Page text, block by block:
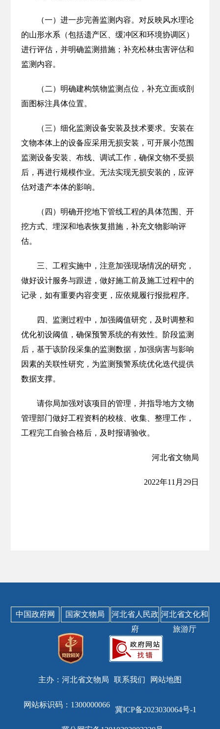
（一）进一步完善监测内容。对反映风水理论
的山形水系（包括遗产区、缓冲区和环境协调区）
进行评估，并明确监测措施；补充松林虫害评估和
监测内容。
（二）明确建构筑物监测点位，补充立面或剖
面图标注具体位置。
（三）细化监测设备安装及技术要求。安装在
文物本体上的设备应采用无损安装，可开展小范围
监测设备安装、布线、调试工作，确保文物不受损
后，再进行规模作业。无法实现无损安装的，应评
估对遗产本体的影响。
（四）明确开挖地下管线工程的具体范围、开
挖方式、埋深和地表恢复措施，补充文物影响评
估。
三、工程实施中，注意加强现场情况的研究，
做好设计服务与跟进，做好施工前及施工过程中的
记录，如有重要内容变更，应依规履行报批程序。
四、监测过程中，加强阈值研究，及时调整和
优化初设阈值，确保预警系统的有效性。阶段监测
后，基于该阶段采集的监测数据，加强病害与影响
因素的关联性研究，为监测预警系统优化迭代提供
数据支撑。
请你局加强对该项目的管理，并指导地方文物
管理部门做好工程资料的校核、收集、整理工作，
工程完工自验合格后，及时报请验收。
河北省文物局
2022年11月29日
中国政府网 国家文物局
河北省人民政
府
河北省文化和
旅游厅
主办：河北省文物局 联系我们 网站地图
网站标识码：1300000066
冀ICP备2023030064号-1